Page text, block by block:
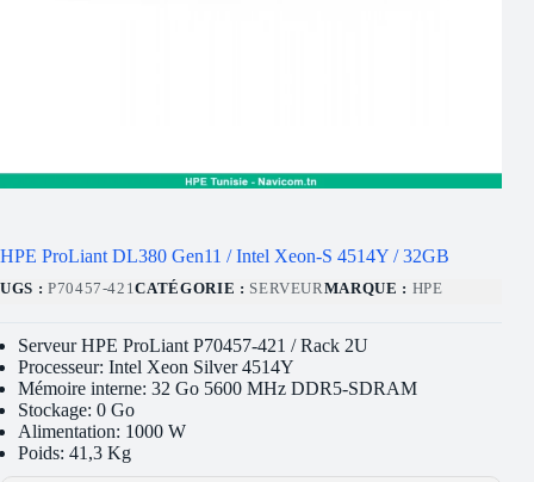
HPE ProLiant DL380 Gen11 / Intel Xeon-S 4514Y / 32GB
UGS : P70457-421CATÉGORIE : SERVEURMARQUE : HPE
Serveur HPE ProLiant P70457-421 / Rack 2U
Processeur: Intel Xeon Silver 4514Y
Mémoire interne: 32 Go 5600 MHz DDR5-SDRAM
Stockage: 0 Go
Alimentation: 1000 W
Poids: 41,3 Kg